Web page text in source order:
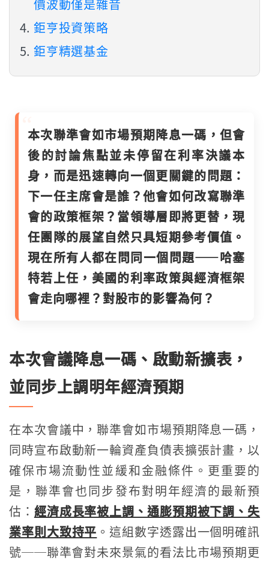
價波動僅是雜音
鉅亨投資策略
鉅亨精選基金
本次聯準會如市場預期降息一碼，但會
後的討論焦點並未停留在利率決議本
身，而是迅速轉向一個更關鍵的問題：
下一任主席會是誰？他會如何改寫聯準
會的政策框架？當領導層即將更替，現
任團隊的展望自然只具短期參考價值。
現在所有人都在問同一個問題——哈塞
特若上任，美國的利率政策與經濟框架
會走向哪裡？對股市的影響為何？
本次會議降息一碼、啟動新擴表，
並同步上調明年經濟預期
在本次會議中，聯準會如市場預期降息一碼，
同時宣布啟動新一輪資產負債表擴張計畫，以
確保市場流動性並緩和金融條件。更重要的
是，聯準會也同步發布對明年經濟的最新預
估： 經濟成長率被上調、通膨預期被下調、失
業率則大致持平 。這組數字透露出一個明確訊
號──聯準會對未來景氣的看法比市場預期更